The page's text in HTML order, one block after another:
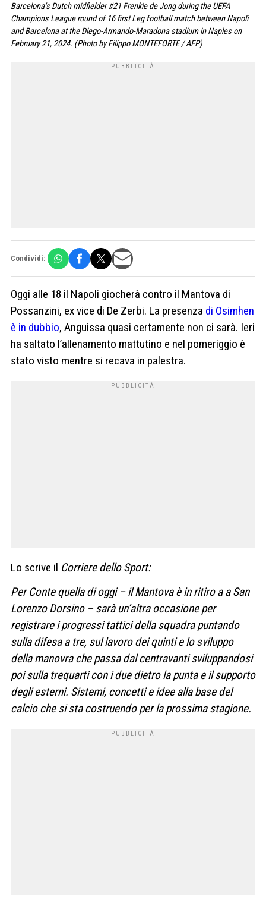
Barcelona's Dutch midfielder #21 Frenkie de Jong during the UEFA
Champions League round of 16 first Leg football match between Napoli
and Barcelona at the Diego-Armando-Maradona stadium in Naples on
February 21, 2024. (Photo by Filippo MONTEFORTE / AFP)
Condividi:
Oggi alle 18 il Napoli giocherà contro il Mantova di
Possanzini, ex vice di De Zerbi. La presenza di Osimhen
è in dubbio, Anguissa quasi certamente non ci sarà. Ieri
ha saltato l’allenamento mattutino e nel pomeriggio è
stato visto mentre si recava in palestra.
Lo scrive il Corriere dello Sport:
Per Conte quella di oggi – il Mantova è in ritiro a a San
Lorenzo Dorsino – sarà un’altra occasione per
registrare i progressi tattici della squadra puntando
sulla difesa a tre, sul lavoro dei quinti e lo sviluppo
della manovra che passa dal centravanti sviluppandosi
poi sulla trequarti con i due dietro la punta e il supporto
degli esterni. Sistemi, concetti e idee alla base del
calcio che si sta costruendo per la prossima stagione.